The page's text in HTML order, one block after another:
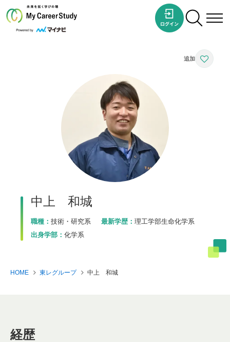
中上 和城
職種： 技術・研究系 最新学歴： 理工学部生命化学系
出身学部： 化学系
HOME 東レグループ 中上 和城
経歴